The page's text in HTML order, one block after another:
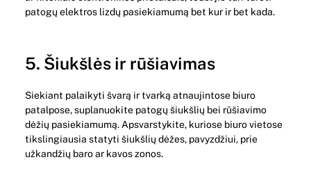
patogų elektros lizdų pasiekiamumą bet kur ir bet kada.
5. Šiukšlės ir rūšiavimas
Siekiant palaikyti švarą ir tvarką atnaujintose biuro
patalpose, suplanuokite patogų šiukšlių bei rūšiavimo
dėžių pasiekiamumą. Apsvarstykite, kuriose biuro vietose
tikslingiausia statyti šiukšlių dėžes, pavyzdžiui, prie
užkandžių baro ar kavos zonos.